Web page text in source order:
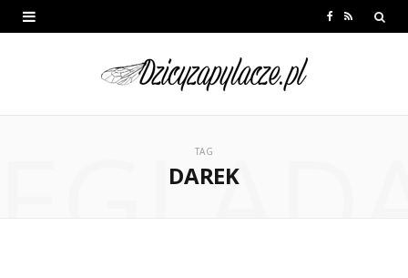
e
R
TAG
DAREK